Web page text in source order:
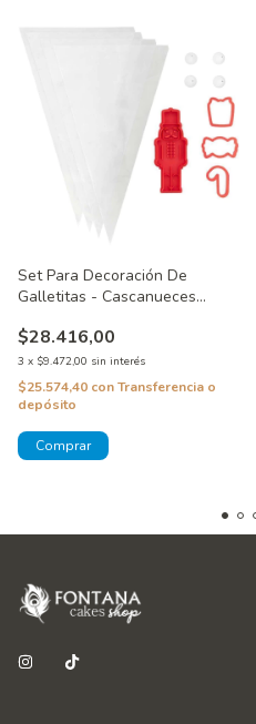
Set Para Decoración De
Galletitas - Cascanueces
$28.416,00
3 x $9.472,00 sin interés
$25.574,40 conTransferencia o
depósito